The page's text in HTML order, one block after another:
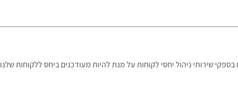
שירותי ניהול יחסי לקוחות על מנת להיות מעודכנים ביחס ללקוחות